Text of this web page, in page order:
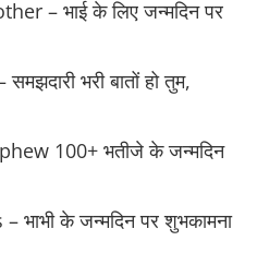
– भाई के लिए जन्मदिन पर
भरी बातों हो तुम,
100+ भतीजे के जन्मदिन
के जन्मदिन पर शुभकामना